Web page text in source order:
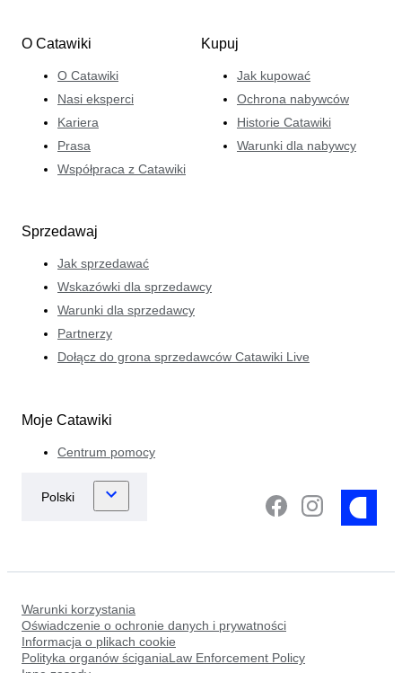
O Catawiki
O Catawiki
Nasi eksperci
Kariera
Prasa
Współpraca z Catawiki
Kupuj
Jak kupować
Ochrona nabywców
Historie Catawiki
Warunki dla nabywcy
Sprzedawaj
Jak sprzedawać
Wskazówki dla sprzedawcy
Warunki dla sprzedawcy
Partnerzy
Dołącz do grona sprzedawców Catawiki Live
Moje Catawiki
Centrum pomocy
Warunki korzystania
Oświadczenie o ochronie danych i prywatności
Informacja o plikach cookie
Polityka organów ściganiaLaw Enforcement Policy